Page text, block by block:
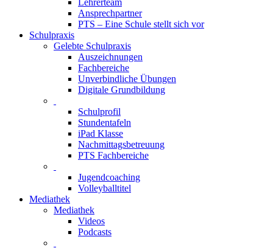
Lehrerteam
Ansprechpartner
PTS – Eine Schule stellt sich vor
Schulpraxis
Gelebte Schulpraxis
Auszeichnungen
Fachbereiche
Unverbindliche Übungen
Digitale Grundbildung
Schulprofil
Stundentafeln
iPad Klasse
Nachmittagsbetreuung
PTS Fachbereiche
Jugendcoaching
Volleyballtitel
Mediathek
Mediathek
Videos
Podcasts